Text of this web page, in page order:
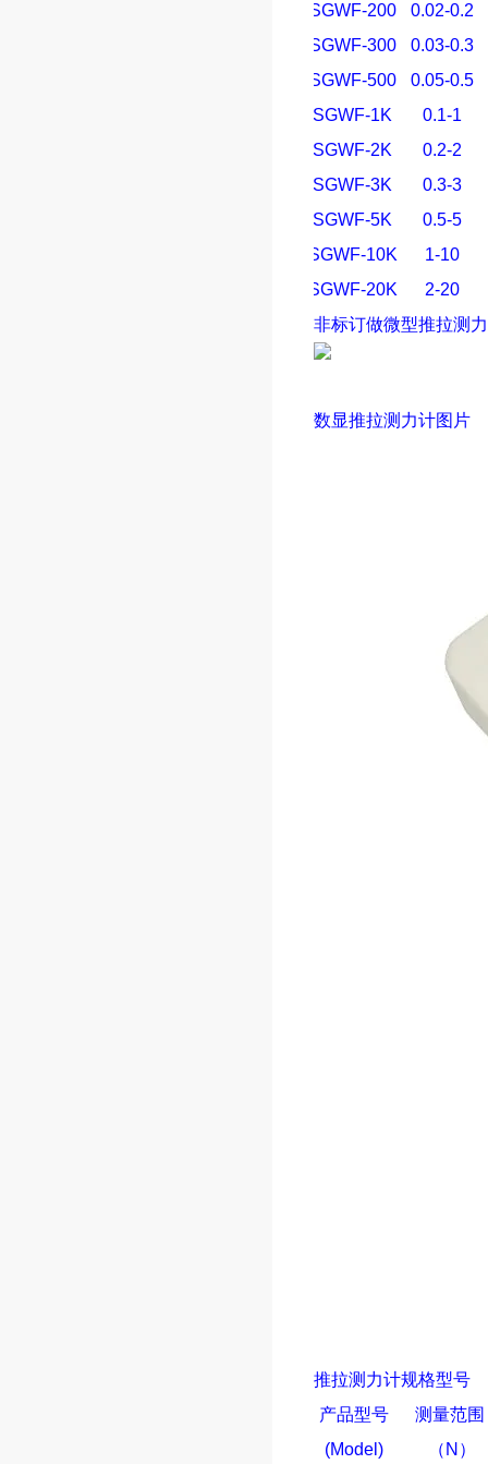
SGWF-200
0.02-0.2
SGWF-300
0.03-0.3
SGWF-500
0.05-0.5
SGWF-1K
0.1-1
SGWF-2K
0.2-2
SGWF-3K
0.3-3
SGWF-5K
0.5-5
SGWF-10K
1-10
SGWF-20K
2-20
非标订做微型推拉测
数显推拉测力计图片
推拉测力计规格型号
产品型号
(Model)
测量范围
（ N ）